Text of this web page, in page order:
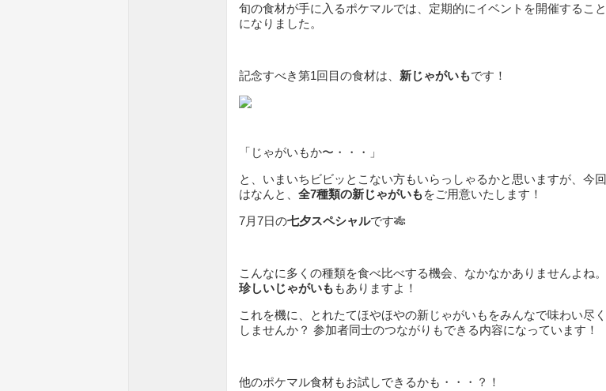
旬の食材が手に入るポケマルでは、定期的にイベントを開催すること
になりました。
記念すべき第1回目の食材は、 新じゃがいもです！
「じゃがいもか〜・・・」
と、いまいちビビッとこない方もいらっしゃるかと思いますが、今回
はなんと、 全7種類の新じゃがいもをご用意いたします！
7月7日の七夕スペシャルです🎋
こんなに多くの種類を食べ比べする機会、なかなかありませんよね。
珍しいじゃがいも もありますよ！
これを機に、とれたてほやほやの新じゃがいもをみんなで味わい尽く
しませんか？ 参加者同士のつながりもできる内容になっています！
他のポケマル食材もお試しできるかも・・・？！